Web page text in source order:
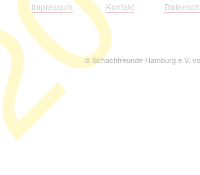
Impressum Kontakt
©Schachfreunde Hamburg e.V.